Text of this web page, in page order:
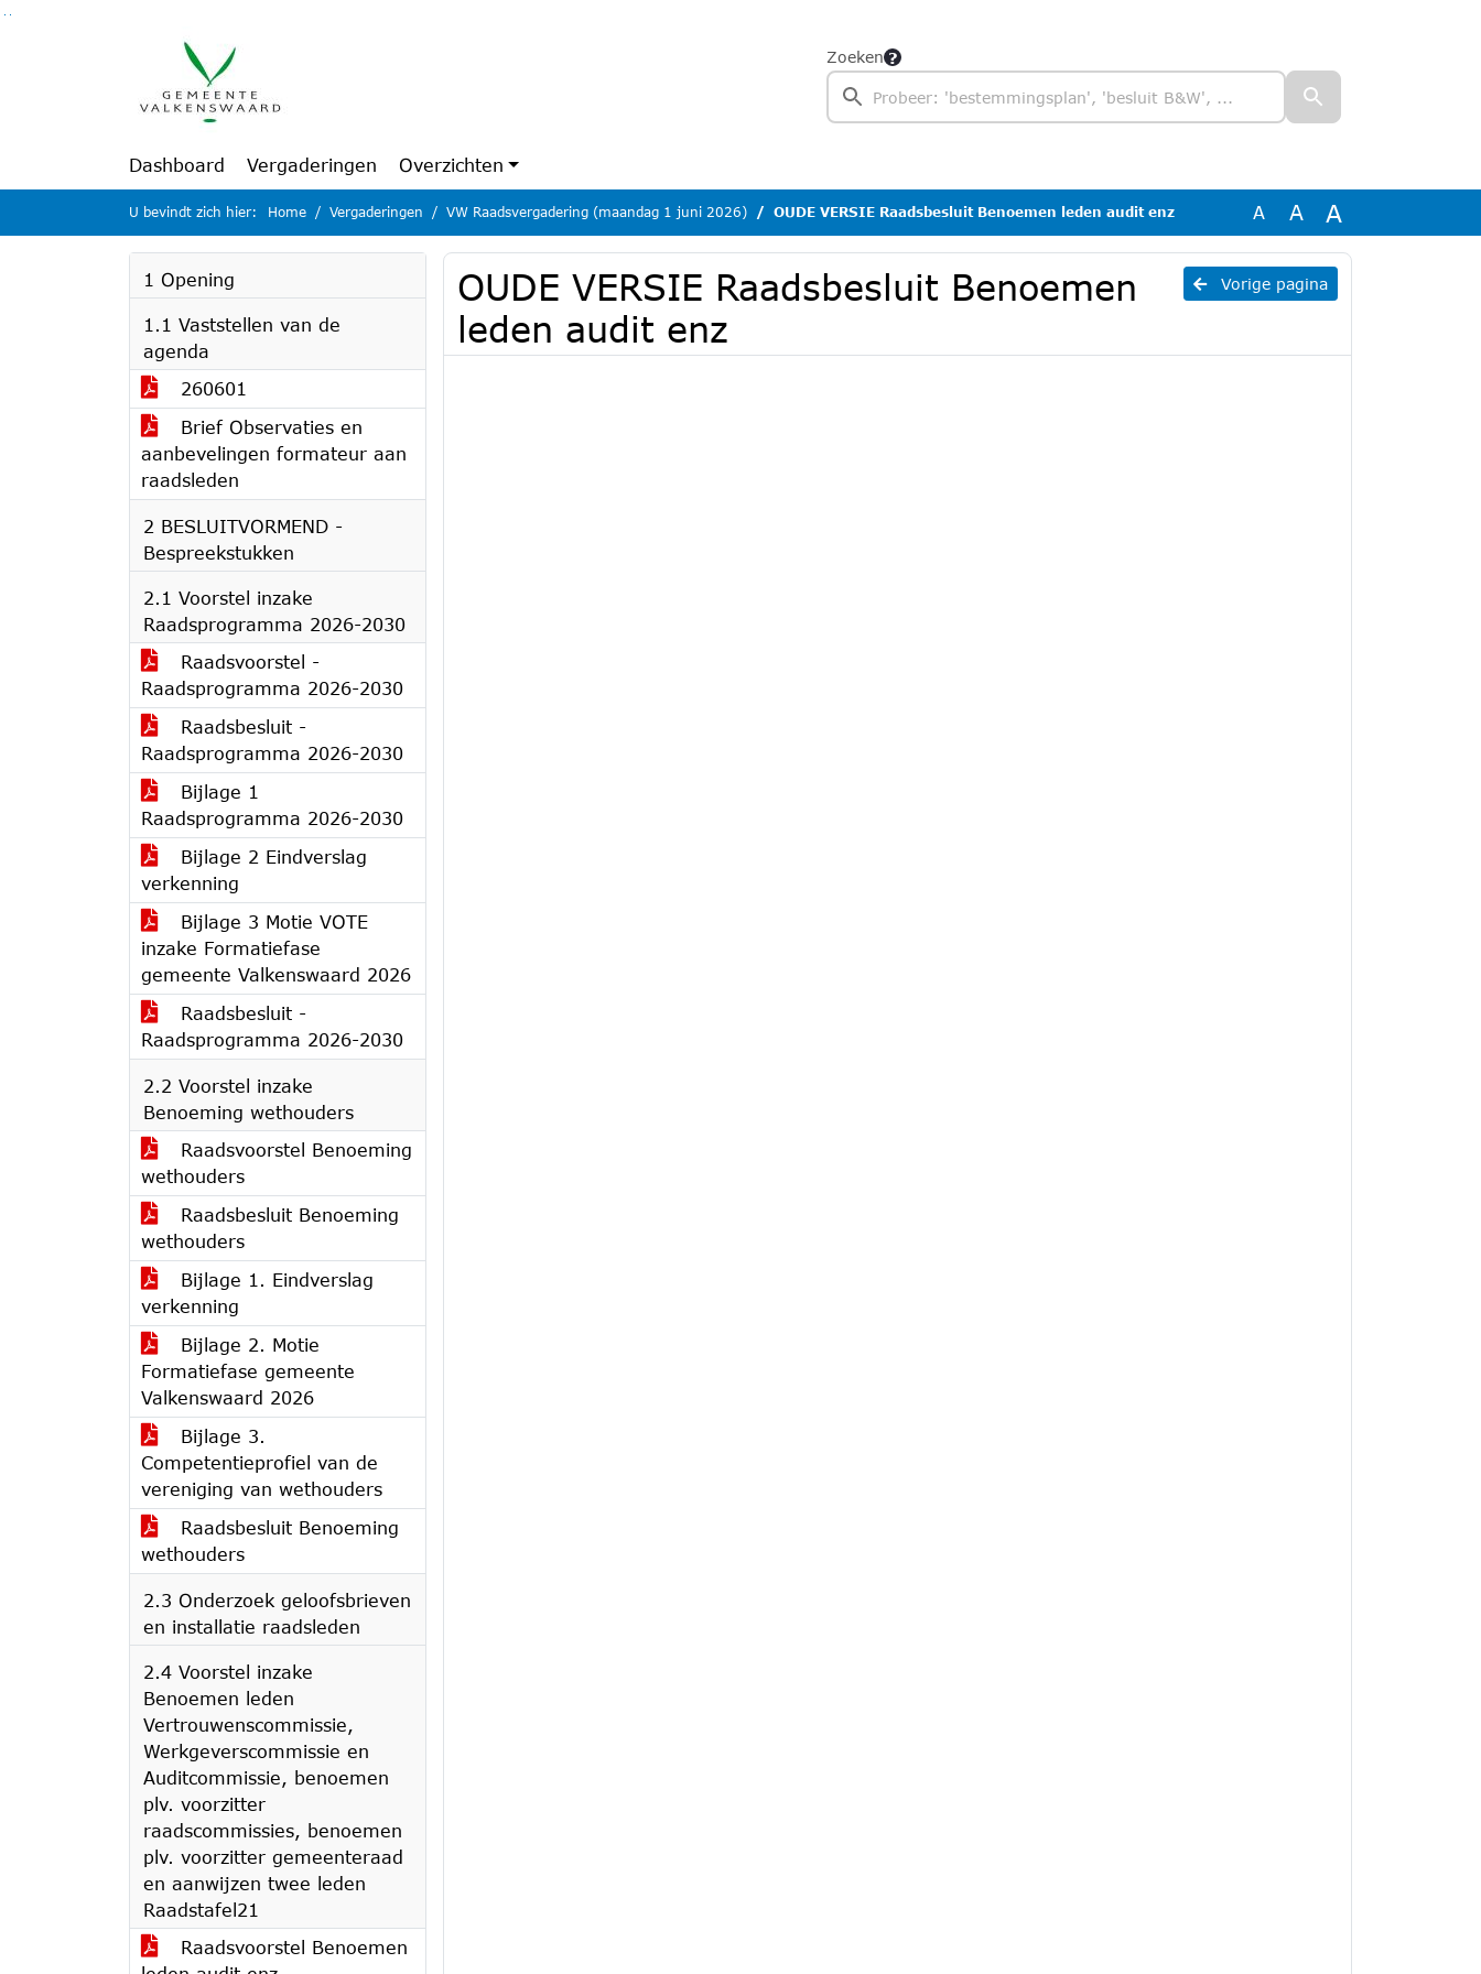
Zoeken
Dashboard Vergaderingen Overzichten
U bevindt zich hier: Home Vergaderingen VW Raadsvergadering (maandag 1 juni 2026) OUDE VERSIE Raadsbesluit Benoemen leden audit enz A A A
1 Opening
1.1 Vaststellen van de
agenda
260601
Brief Observaties en
aanbevelingen formateur aan
raadsleden
2 BESLUITVORMEND -
Bespreekstukken
2.1 Voorstel inzake
Raadsprogramma 2026-2030
Raadsvoorstel -
Raadsprogramma 2026-2030
Raadsbesluit -
Raadsprogramma 2026-2030
Bijlage 1
Raadsprogramma 2026-2030
Bijlage 2 Eindverslag
verkenning
Bijlage 3 Motie VOTE
inzake Formatiefase
gemeente Valkenswaard 2026
Raadsbesluit -
Raadsprogramma 2026-2030
2.2 Voorstel inzake
Benoeming wethouders
Raadsvoorstel Benoeming
wethouders
Raadsbesluit Benoeming
wethouders
Bijlage 1. Eindverslag
verkenning
Bijlage 2. Motie
Formatiefase gemeente
Valkenswaard 2026
Bijlage 3.
Competentieprofiel van de
vereniging van wethouders
Raadsbesluit Benoeming
wethouders
2.3 Onderzoek geloofsbrieven
en installatie raadsleden
2.4 Voorstel inzake
Benoemen leden
Vertrouwenscommissie,
Werkgeverscommissie en
Auditcommissie, benoemen
plv. voorzitter
raadscommissies, benoemen
plv. voorzitter gemeenteraad
en aanwijzen twee leden
Raadstafel21
Raadsvoorstel Benoemen
Vorige pagina
OUDE VERSIE Raadsbesluit Benoemen
leden audit enz